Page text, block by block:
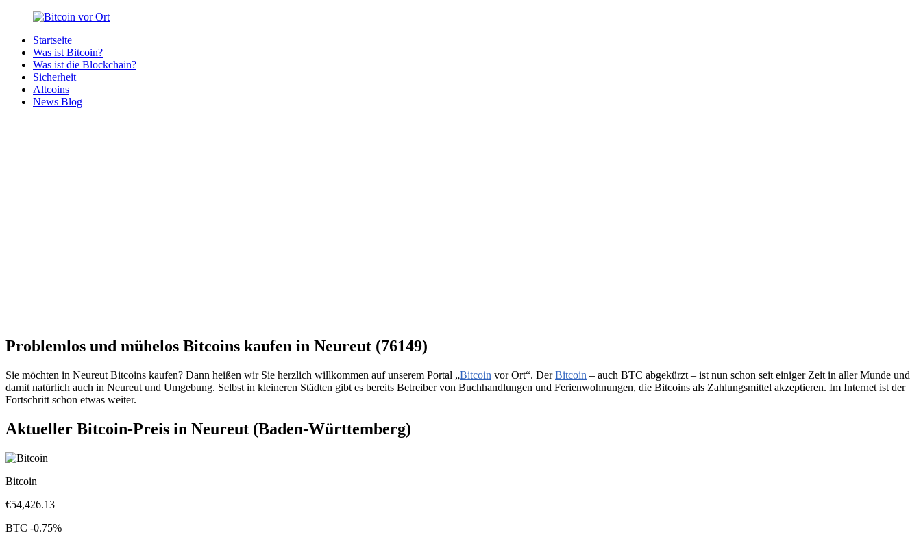
Zurück
Inhalt
Bitcoin
Bitcoins
deiner
Region
Startseite
Was ist Bitcoin?
Was ist die Blockchain?
Sicherheit
Altcoins
News Blog
Problemlos und mühelos Bitcoins kaufen in Neureut (76149)
Sie möchten in Neureut Bitcoins kaufen? Dann heißen wir Sie herzlich willkommen auf unserem Portal „Bitcoin vor Ort“. DerBitcoin – auch BTC abgekürzt – ist nun schon seit einiger Zeit in aller Munde und
damit natürlich auch in Neureut und Umgebung. Selbst in kleineren Städten gibt es bereits Betreiber von Buchhandlungen und Ferienwohnungen, die Bitcoins als Zahlungsmittel akzeptieren. Im Internet ist der
Fortschritt schon etwas weiter.
Aktueller Bitcoin-Preis in Neureut (Baden-Württemberg)
Bitcoin
€54,426.13
BTC -0.75%